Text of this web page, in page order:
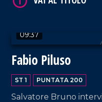
09:37
Fabio Piluso
ST 1 PUNTATA 200
Salvatore Bruno